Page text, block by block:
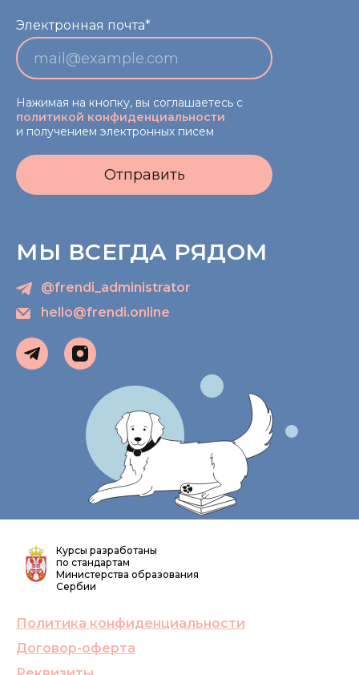
hello@frendi.online
@frendi_administrator
МЫ ВСЕГДА РЯДОМ
Электронная почта*
Нажимая на кнопку, вы соглашаетесь с
политикой конфиденциальности
и получением электронных писем
Отправить
Договор-оферта
Политика конфиденциальности
Курсы разработаны
по стандартам
Министерства образования
Сербии